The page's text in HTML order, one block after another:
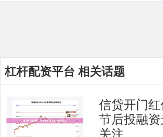
杠杆配资平台 相关话题
信贷开门
节后投融
关注